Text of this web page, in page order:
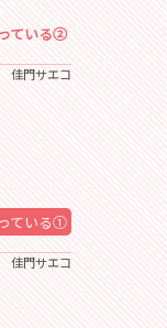
ている②
佳門サエコ
ている①
佳門サエコ